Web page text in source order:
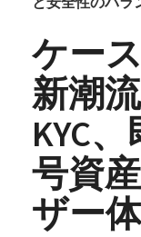
ケー
新潮
KYC
号資
ザー